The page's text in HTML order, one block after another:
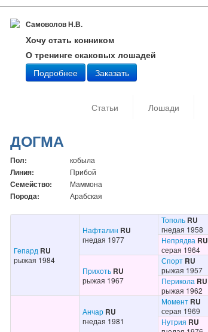
Самоволов Н.В.
Хочу стать конником
О тренинге скаковых лошадей
Подробнее
Заказать
Статьи Лошади
ДОГМА
Пол: кобыла
Линия: Прибой
Семейство: Маммона
Порода: Арабская
Гепард RU
рыжая 1984
Нафталин RU
гнедая 1977
Тополь RU
гнедая 1958
Непрядва RU
серая 1964
Прихоть RU
рыжая 1967
Спорт RU
рыжая 1957
Перикола RU
рыжая 1962
Анчар RU
гнедая 1981
Момент RU
серая 1969
Нутрия RU